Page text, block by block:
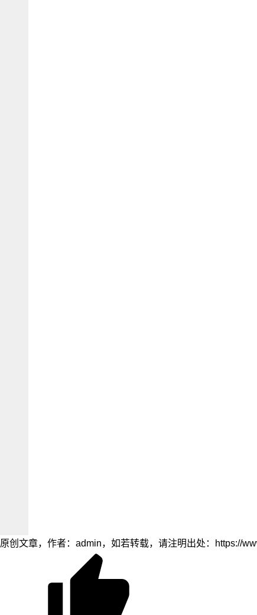
原创文章，作者：admin，如若转载，请注明出处：https://